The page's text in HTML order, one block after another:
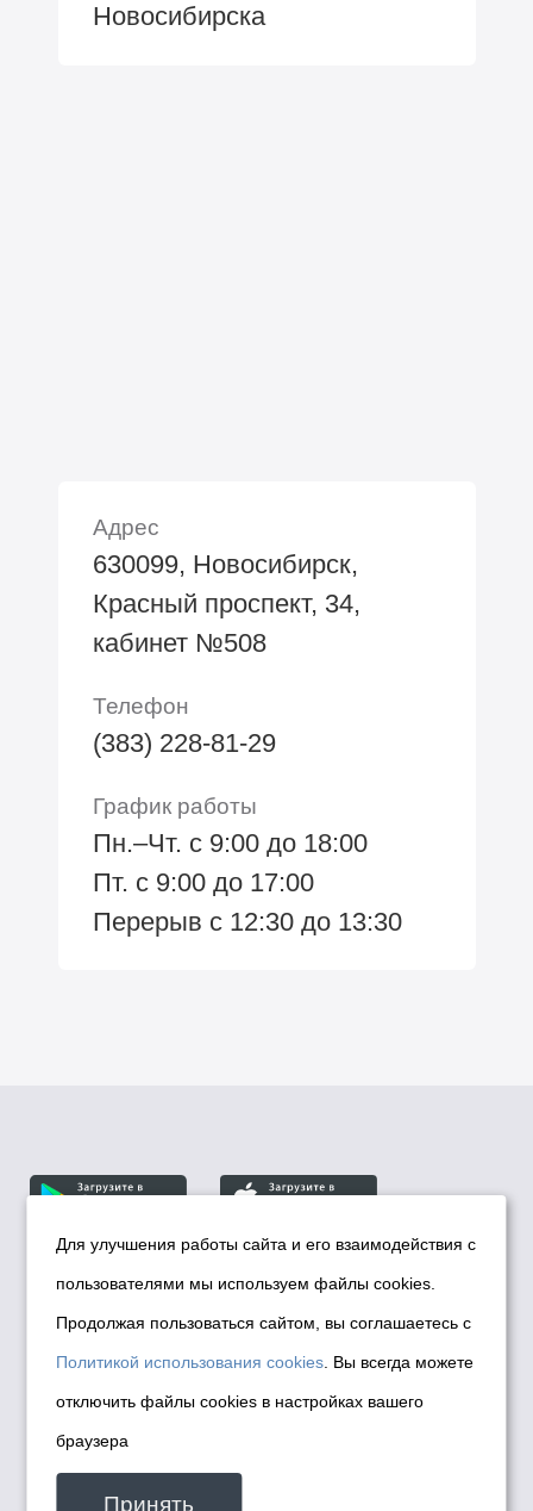
Новосибирска
Адрес
630099, Новосибирск,
Красный проспект, 34,
кабинет №508
Телефон
(383) 228-81-29
График работы
Пн.–Чт. с 9:00 до 18:00
Пт. с 9:00 до 17:00
Перерыв с 12:30 до 13:30
© Департамент информационной политики мэрии
города Новосибирска, 2026
Политика использования Cookies
Политика по обработке персональных
данных в информационных системах
мэрии города Новосибирска
Техническая поддержка сайта -
Для улучшения работы сайта и его взаимодействия с
пользователями мы используем файлы cookies.
Продолжая пользоваться сайтом, вы соглашаетесь с
Политикой использования cookies . Вы всегда можете
отключить файлы cookies в настройках вашего
браузера
Принять